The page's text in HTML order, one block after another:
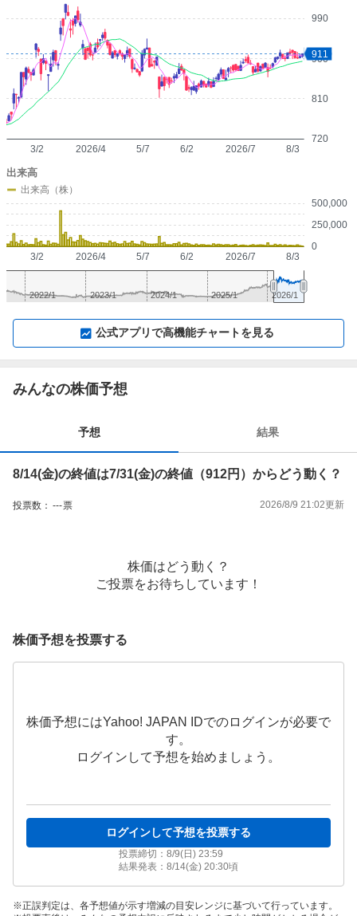
720
810
900
990
2026/4 2026/7
3/2 5/7 6/2 8/3
911
0
250,000
500,000
2026/4 2026/7
3/2 5/7 6/2 8/3
出来高
出来高（株）
2023/1 2025/1
2022/1 2024/1 2026/1
公式アプリで高機能チャートを見る
みんなの株価予想
予想 結果
8/14(金)の終値は7/31(金)の終値（912円）からどう動く？
投票数： ---票 2026/8/9 21:02更新
株価はどう動く？
ご投票をお待ちしています！
株価予想を投票する
株価予想にはYahoo! JAPAN IDでのログインが必要で
す。
ログインして予想を始めましょう。
ログインして予想を投票する
投票締切： 8/9(日) 23:59
結果発表： 8/14(金) 20:30頃
正誤判定は、各予想値が示す増減の目安レンジに基づいて行っています。